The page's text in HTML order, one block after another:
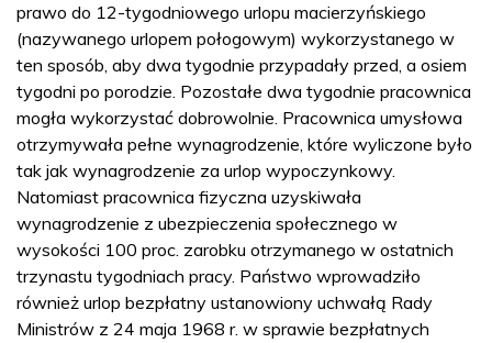
prawo do 12-tygodniowego urlopu macierzyńskiego
(nazywanego urlopem połogowym) wykorzystanego w
ten sposób, aby dwa tygodnie przypadały przed, a osiem
tygodni po porodzie. Pozostałe dwa tygodnie pracownica
mogła wykorzystać dobrowolnie. Pracownica umysłowa
otrzymywała pełne wynagrodzenie, które wyliczone było
tak jak wynagrodzenie za urlop wypoczynkowy.
Natomiast pracownica fizyczna uzyskiwała
wynagrodzenie z ubezpieczenia społecznego w
wysokości 100 proc. zarobku otrzymanego w ostatnich
trzynastu tygodniach pracy. Państwo wprowadziło
również urlop bezpłatny ustanowiony uchwałą Rady
Ministrów z 24 maja 1968 r. w sprawie bezpłatnych